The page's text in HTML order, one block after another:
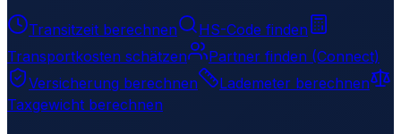
Transitzeit berechnen
HS-Code finden
Transportkosten schätzen
Partner finden (Connect)
Versicherung berechnen
Lademeter berechnen
Taxgewicht berechnen